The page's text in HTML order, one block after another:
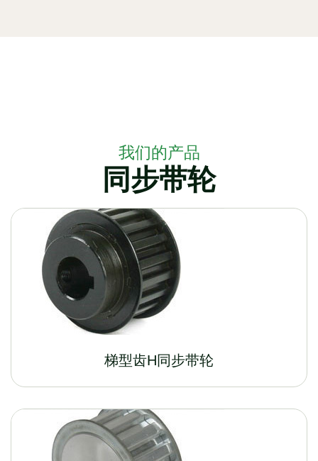
我们的产品
同步带轮
梯型齿H同步带轮